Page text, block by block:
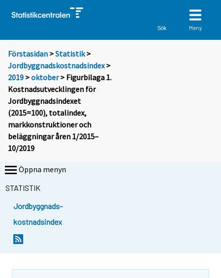
Sök Meny
Förstasidan >Statistik >
Jordbyggnadskostnadsindex>
2019 >oktober> Figurbilaga 1.
Kostnadsutvecklingen för
Jordbyggnadsindexet
(2015=100), totalindex,
markkonstruktioner och
beläggningar åren 1/2015–
10/2019
Öppna menyn
STATISTIK
Jordbyggnads-
kostnadsindex